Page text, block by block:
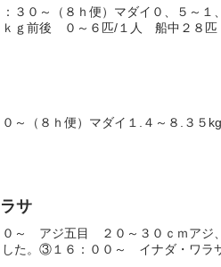
３０～（８ｈ便）マダイ０、５～
ｇ前後 ０～６匹/１人 船中２８匹
～（８ｈ便）マダイ１.４～８.３５
サ
～ アジ五目 ２０～３０ｃｍアジ
した。③１６：００～ イナダ・ワ